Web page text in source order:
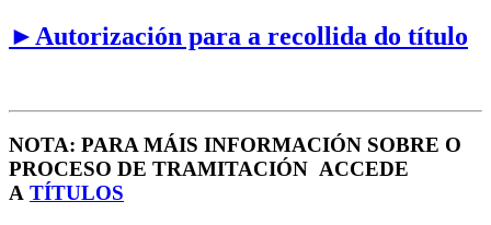
►Autorización para a recollida do título
NOTA: PARA MÁIS INFORMACIÓN SOBRE O
PROCESO DE TRAMITACIÓN ACCEDE
A TÍTULOS